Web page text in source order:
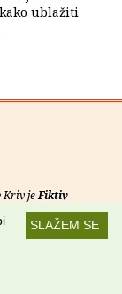
ublažiti
Kriv jeFiktiv
kanaliSLAŽEM SE